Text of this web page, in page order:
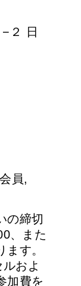
２ 日
員,
の締切
、また
す。
およ
加費を